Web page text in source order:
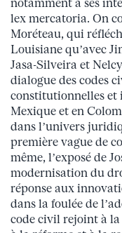
lex mercatoria. On
Moréteau, qui
Louisiane qu’avec
Jasa-Silveira et
dialogue des codes
constitutionnelles et
Mexique et en
dans l’univers
première vague de
même, l’exposé de
modernisation du
réponse aux
dans la foulée de
code civil rejoint à la